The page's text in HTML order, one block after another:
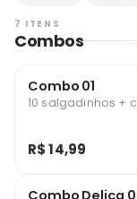
7 ITENS
Combos
Combo 01
10 salgadinhos +
R$ 14,99
Combo Delica